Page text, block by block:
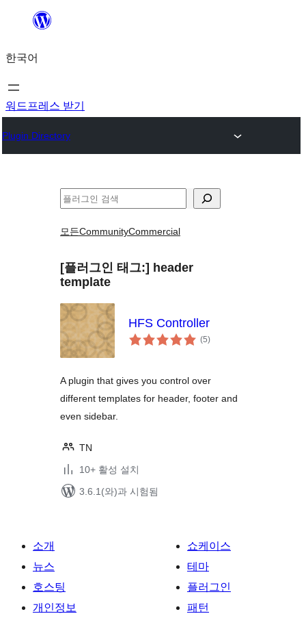
츠
로
바
가
한국어
워드프레스 받기
Plugin Directory
검
모든CommunityCommercial
[플러그인 태그:] header
template
HFS Controller
(5전
체)
A plugin that gives you control over
different templates for header, footer and
even sidebar.
TN
10+ 활성 설치
3.6.1(와)과 시험됨
소개
뉴스
호스팅
개인정보
쇼케이스
테마
플러그인
패턴